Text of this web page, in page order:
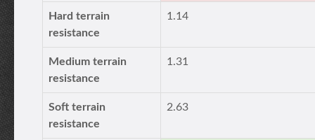
Hard terrain
resistance
1.14
Medium terrain
resistance
1.31
Soft terrain
resistance
2.63